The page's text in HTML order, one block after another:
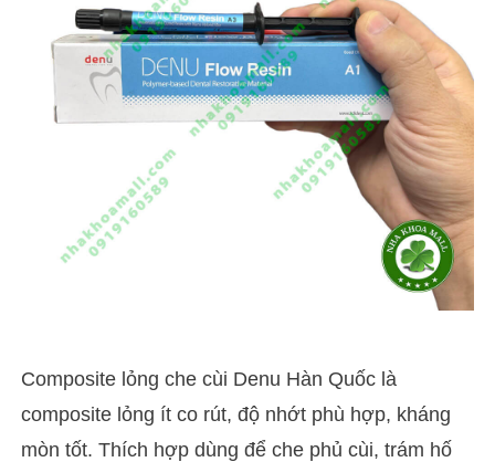
Composite lỏng che cùi Denu Hàn Quốc là
composite lỏng ít co rút, độ nhớt phù hợp, kháng
mòn tốt. Thích hợp dùng để che phủ cùi, trám hố